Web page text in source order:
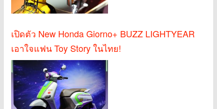
เปิดตัว New Honda Giorno+ BUZZ LIGHTYEAR
เอาใจแฟน Toy Story ในไทย!